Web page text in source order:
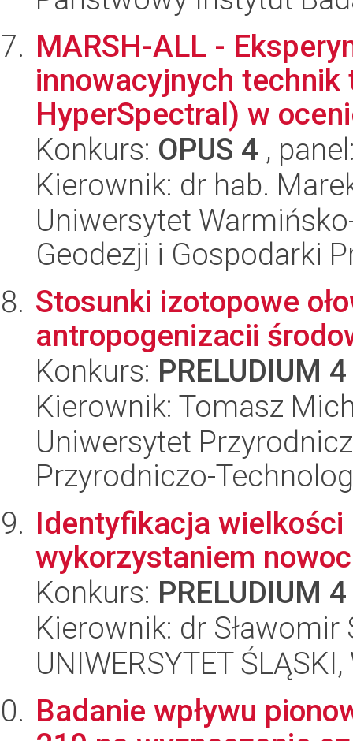
MARSH-ALL -
innowacyjnych
HyperSpectral) w
Konkurs: OPUS 4 ,
Kierownik: dr hab.
Uniwersytet
Geodezji i Gospodarki
Stosunki izotopowe
antropogenizacii
Konkurs: PRELUDIUM 4
Kierownik: Tomasz
Uniwersytet
Przyrodniczo-
Identyfikacja
wykorzystaniem
Konkurs: PRELUDIUM 4
Kierownik: dr Sławomir
UNIWERSYTET
Badanie wpływu